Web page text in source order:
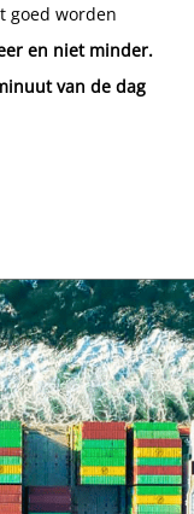
goed worden
en niet minder.
van de dag